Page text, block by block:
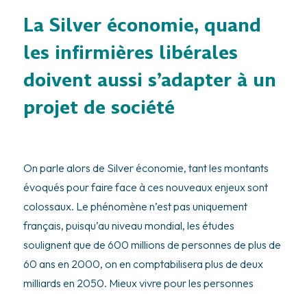
La Silver économie, quand
les infirmières libérales
doivent aussi s’adapter à un
projet de société
On parle alors de Silver économie, tant les montants
évoqués pour faire face à ces nouveaux enjeux sont
colossaux. Le phénomène n’est pas uniquement
français, puisqu’au niveau mondial, les études
soulignent que de 600 millions de personnes de plus de
60 ans en 2000, on en comptabilisera plus de deux
milliards en 2050. Mieux vivre pour les personnes